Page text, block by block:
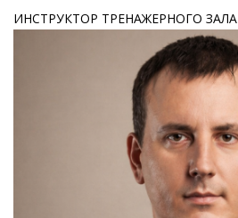
ИНСТРУКТОР ТРЕНАЖЕРНОГО ЗАЛА